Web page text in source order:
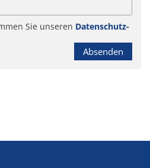
Sie unseren Datenschutz-
Absenden